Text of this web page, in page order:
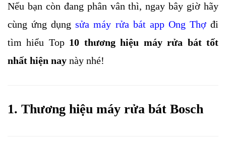
Nếu bạn còn đang phân vân thì, ngay bây giờ hãy
cùng ứng dụng sửa máy rửa bát app Ong Thợ đi
tìm hiểu Top 10 thương hiệu máy rửa bát tốt
nhất hiện nay này nhé!
1. Thương hiệu máy rửa bát Bosch